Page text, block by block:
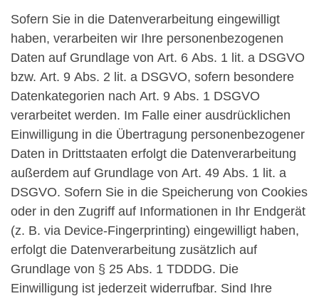
Sofern Sie in die Datenverarbeitung eingewilligt
haben, verarbeiten wir Ihre personenbezogenen
Daten auf Grundlage von Art. 6 Abs. 1 lit. a DSGVO
bzw. Art. 9 Abs. 2 lit. a DSGVO, sofern besondere
Datenkategorien nach Art. 9 Abs. 1 DSGVO
verarbeitet werden. Im Falle einer ausdrücklichen
Einwilligung in die Übertragung personenbezogener
Daten in Drittstaaten erfolgt die Datenverarbeitung
außerdem auf Grundlage von Art. 49 Abs. 1 lit. a
DSGVO. Sofern Sie in die Speicherung von Cookies
oder in den Zugriff auf Informationen in Ihr Endgerät
(z. B. via Device-Fingerprinting) eingewilligt haben,
erfolgt die Datenverarbeitung zusätzlich auf
Grundlage von § 25 Abs. 1 TDDDG. Die
Einwilligung ist jederzeit widerrufbar. Sind Ihre